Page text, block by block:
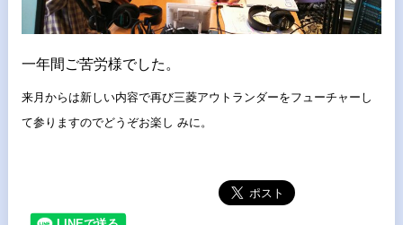
一年間ご苦労様でした。
来月からは新しい内容で再び三菱アウトランダーをフューチャーし
て参りますのでどうぞお楽し みに。